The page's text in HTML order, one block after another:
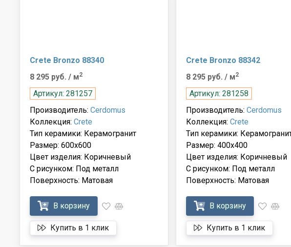
Crete Bronzo 88340
8 295 руб. / м2
Артикул: 281257
Производитель: Cerdomus
Коллекция: Crete
Тип керамики: Керамогранит
Размер: 600x600
Цвет изделия: Коричневый
С рисунком: Под металл
Поверхность: Матовая
В корзину
Купить в 1 клик
Crete Bronzo 88342
8 295 руб. / м2
Артикул: 281258
Производитель: Cerdomus
Коллекция: Crete
Тип керамики:
Размер: 400x400
Цвет изделия: Коричневый
С рисунком: Под металл
Поверхность: Матовая
В корзину
Купить в 1 клик